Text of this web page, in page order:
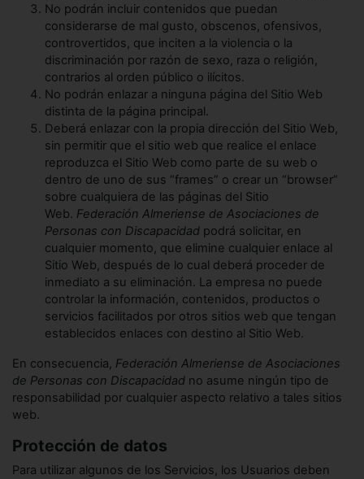
No podrán incluir contenidos que puedan
considerarse de mal gusto, obscenos, ofensivos,
controvertidos, que inciten a la violencia o la
discriminación por razón de sexo, raza o religión,
contrarios al orden público o ilícitos.
No podrán enlazar a ninguna página del Sitio Web
distinta de la página principal.
Deberá enlazar con la propia dirección del Sitio Web,
sin permitir que el sitio web que realice el enlace
reproduzca el Sitio Web como parte de su web o
dentro de uno de sus “frames” o crear un “browser”
sobre cualquiera de las páginas del Sitio
Web. Federación Almeriense de Asociaciones de
Personas con Discapacidad podrá solicitar, en
cualquier momento, que elimine cualquier enlace al
Sitio Web, después de lo cual deberá proceder de
inmediato a su eliminación. La empresa no puede
controlar la información, contenidos, productos o
servicios facilitados por otros sitios web que tengan
establecidos enlaces con destino al Sitio Web.
En consecuencia, Federación Almeriense de Asociaciones
de Personas con Discapacidad no asume ningún tipo de
responsabilidad por cualquier aspecto relativo a tales sitios
web.
Protección de datos
Para utilizar algunos de los Servicios, los Usuarios deben